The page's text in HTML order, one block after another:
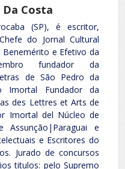
Costa
(SP), é escritor,
do Jornal Cultural
Benemérito e Efetivo da
fundador da
de São Pedro da
Imortal Fundador da
des Lettres et Arts de
Imortal del Núcleo de
e
e Escritores do
Jurado de concursos
titulos: pelo Supremo